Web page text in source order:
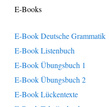
E-Books
E-Book Deutsche Grammatik
E-Book Listenbuch
E-Book Übungsbuch 1
E-Book Übungsbuch 2
E-Book Lückentexte